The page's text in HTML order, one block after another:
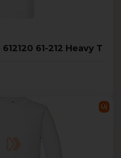
61-212 Heavy T
Új